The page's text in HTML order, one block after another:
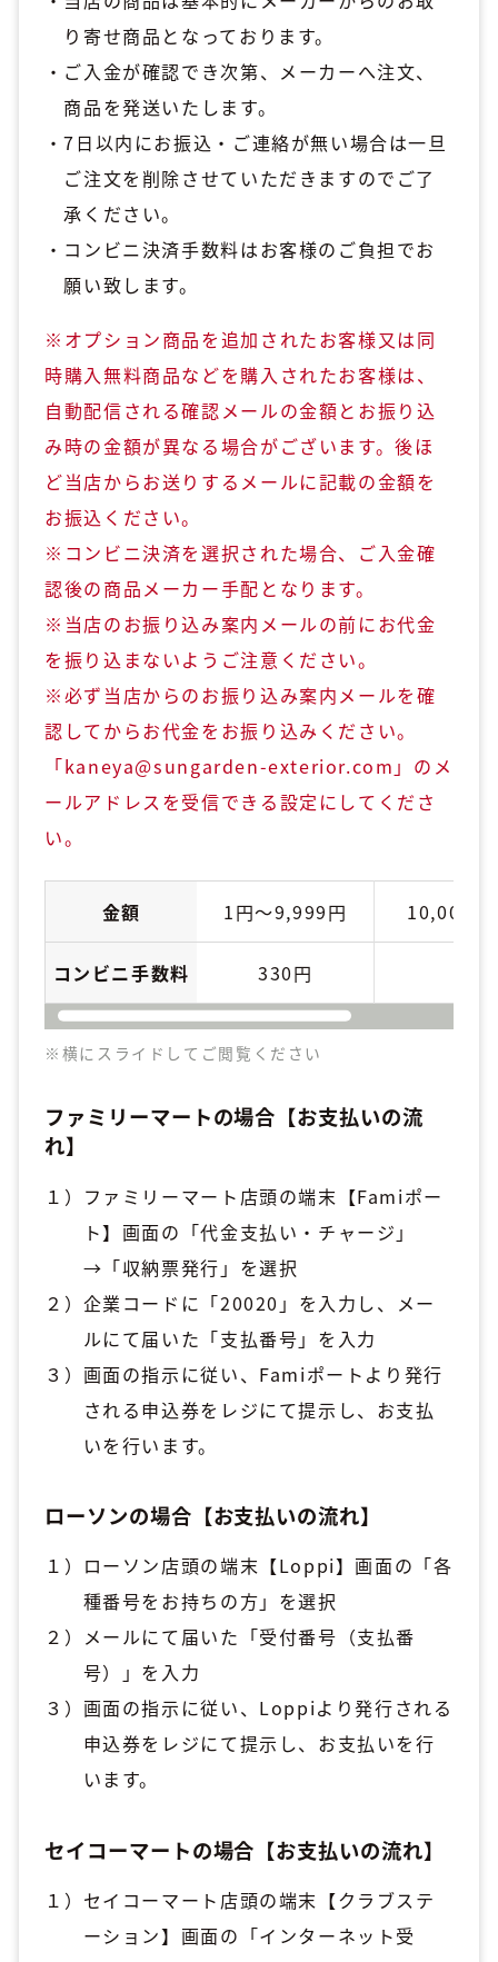
り寄せ商品となっております。
ご入金が確認でき次第、メーカーへ注文、
商品を発送いたします。
7日以内にお振込・ご連絡が無い場合は一旦
ご注文を削除させていただきますのでご了
承ください。
コンビニ決済手数料はお客様のご負担でお
願い致します。
※オプション商品を追加されたお客様又は同
時購入無料商品などを購入されたお客様は、
自動配信される確認メールの金額とお振り込
み時の金額が異なる場合がございます。後ほ
ど当店からお送りするメールに記載の金額を
お振込ください。
※コンビニ決済を選択された場合、ご入金確
認後の商品メーカー手配となります。
※当店のお振り込み案内メールの前にお代金
を振り込まないようご注意ください。
※必ず当店からのお振り込み案内メールを確
認してからお代金をお振り込みください。
「kaneya@sungarden-exterior.com」のメ
ールアドレスを受信できる設定にしてくださ
い。
金額 1円～9,999円 10,000
コンビニ手数料 330円
※横にスライドしてご閲覧ください
ファミリーマートの場合【お支払いの流
れ】
ファミリーマート店頭の端末【Famiポー
ト】画面の「代金支払い・チャージ」
→「収納票発行」を選択
企業コードに「20020」を入力し、メー
ルにて届いた「支払番号」を入力
画面の指示に従い、Famiポートより発行
される申込券をレジにて提示し、お支払
いを行います。
ローソンの場合【お支払いの流れ】
ローソン店頭の端末【Loppi】画面の「各
種番号をお持ちの方」を選択
メールにて届いた「受付番号（支払番
号）」を入力
画面の指示に従い、Loppiより発行される
申込券をレジにて提示し、お支払いを行
います。
セイコーマートの場合【お支払いの流れ】
セイコーマート店頭の端末【クラブステ
ーション】画面の「インターネット受